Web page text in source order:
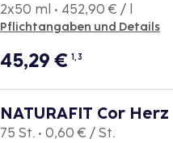
2x50 ml • 452,90 € / l
Pflichtangaben und Details
45,29€ 1, 3
NATURAFIT Cor
75 St. • 0,60 € / St.